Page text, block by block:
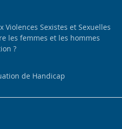
Sexistes et Sexuelles
les femmes et les hommes
?
de Handicap